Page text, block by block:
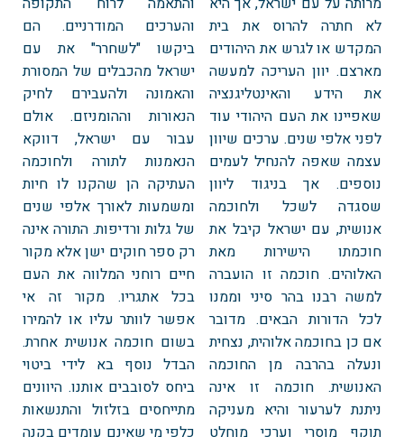
לא חתרה להרוס את בית
המקדש או לגרש את היהודים
מארצם. יוון העריכה למעשה
את הידע והאינטליגנציה
שאפיינו את העם היהודי עוד
לפני אלפי שנים. ערכים שיוון
עצמה שאפה להנחיל לעמים
נוספים. אך בניגוד ליוון
שסגדה לשכל ולחוכמה
אנושית, עם ישראל קיבל את
חוכמתו הישירות מאת
האלוהים. חוכמה זו הועברה
למשה רבנו בהר סיני וממנו
לכל הדורות הבאים. מדובר
אם כן בחוכמה אלוהית, נצחית
ונעלה בהרבה מן החוכמה
האנושית. חוכמה זו אינה
ניתנת לערעור והיא מעניקה
תוקף מוסרי וערכי מוחלט
והערכים המודרניים. הם
ביקשו "לשחרר" את עם
ישראל מהכבלים של המסורת
והאמונה ולהעבירם לחיק
הנאורות וההומניזם. אולם
עבור עם ישראל, דווקא
הנאמנות לתורה ולחוכמה
העתיקה הן שהקנו לו חיות
ומשמעות לאורך אלפי שנים
של גלות ורדיפות. התורה אינה
רק ספר חוקים ישן אלא מקור
חיים רוחני המלווה את העם
בכל אתגריו. מקור זה אי
אפשר לוותר עליו או להמירו
בשום חוכמה אנושית אחרת.
הבדל נוסף בא לידי ביטוי
ביחס לסובבים אותנו. היוונים
מתייחסים בזלזול והתנשאות
כלפי מי שאינם עומדים בקנה